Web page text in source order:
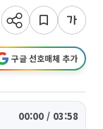
구글 선호매체 추가
00:00 / 03:58